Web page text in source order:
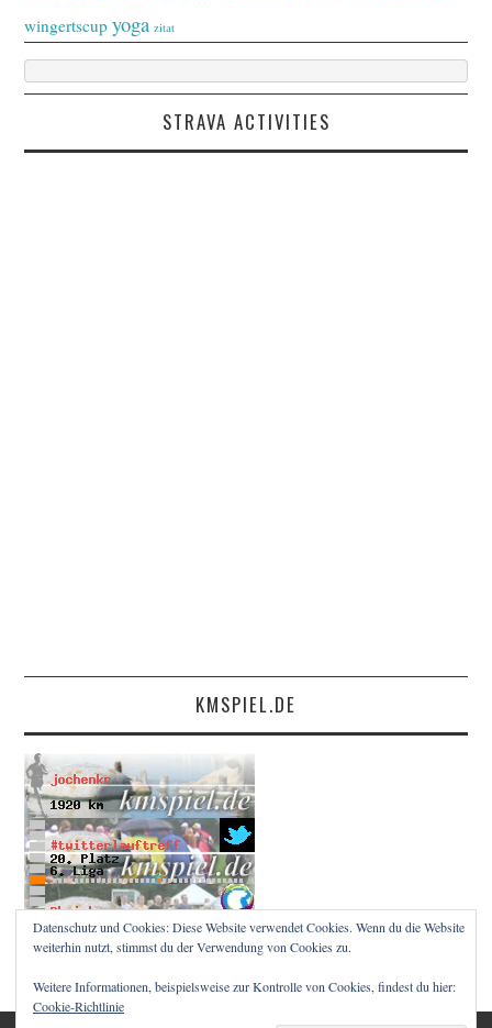
wingertscup yoga zitat
STRAVA ACTIVITIES
KMSPIEL.DE
Datenschutz und Cookies: Diese Website verwendet Cookies. Wenn du die Website
weiterhin nutzt, stimmst du der Verwendung von Cookies zu.
Weitere Informationen, beispielsweise zur Kontrolle von Cookies, findest du hier:
Cookie-Richtlinie